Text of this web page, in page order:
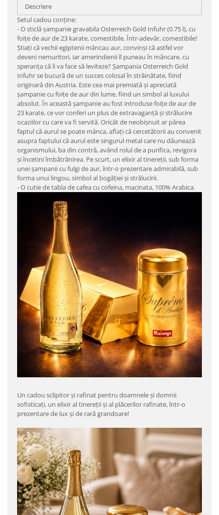
Descriere
Setul cadou conţine:
- O sticlă şampanie gravabila Osterreich Gold Infuhr (0.75 l), cu
foiţe de aur de 23 karate, comestibile. Într-adevăr, comestibile!
Ştiaţi că vechii egiptenii mâncau aur, convinşi că astfel vor
deveni nemuritori, iar amerindienii îl puneau în mâncare, cu
speranţa că îi va face să leviteze? Şampania Osterreich Gold
Infuhr se bucură de un succes colosal în străinătate, fiind
originară din Austria. Este cea mai premiată şi apreciată
şampanie cu foiţe de aur din lume, fiind un simbol al luxului
absolut. În această şampanie au fost introduse foiţe de aur de
23 karate, ce vor conferi un plus de extravaganţă şi strălucire
ocaziilor cu care va fi servită. Oricât de neobişnuit ar părea
faptul că aurul se poate mânca, aflaţi că cercetătorii au convenit
asupra faptului că aurul este singurul metal care nu dăunează
organismului, ba din contră, având rolul de a purifica, revigora
şi încetini îmbătrânirea. Pe scurt, un elixir al tinereţii, sub forma
unei şampanii cu fulgi de aur, într-o prezentare admirabilă, sub
forma unui lingou, simbol al bogăţiei şi strălucirii.
-O cutie de tabla de cafea cu cofeina, macinata, 100% Arabica.
Un cadou sclipitor şi rafinat pentru doamnele şi domnii
sofisticaţi, un elixir al tinereţii şi al plăcerilor rafinate, într-o
prezentare de lux şi de rară grandoare!